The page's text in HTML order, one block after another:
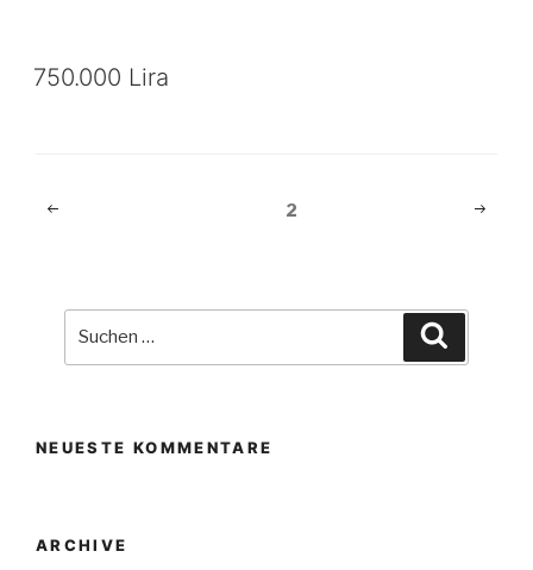
750.000 Lira
Beitragsnavigation
Vorherige
2
NEUESTE KOMMENTARE
ARCHIVE